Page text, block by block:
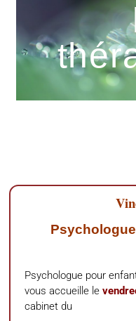
Psychologue pour
vous accueille le
cabinet du